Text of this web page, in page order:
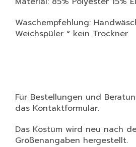
Waschempfehlung:
Weichspüler ° kein Trockner
Für Bestellungen und
das Kontaktformular.
Das Kostüm wird neu nach
Größenangaben hergestellt.